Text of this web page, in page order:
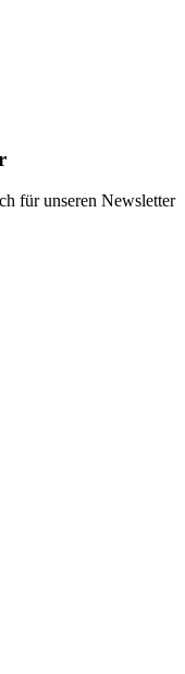
für unseren Newsletter